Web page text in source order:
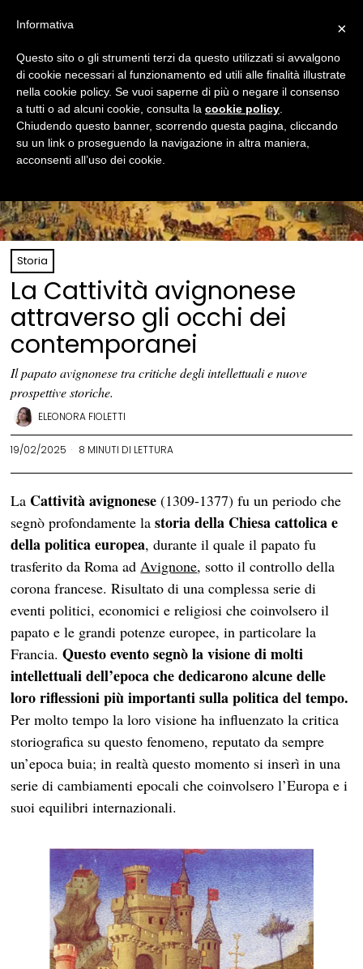
Storia
La Cattività avignonese
attraverso gli occhi dei
contemporanei
Il papato avignonese tra critiche degli intellettuali e nuove
prospettive storiche.
ELEONORA FIOLETTI
19/02/2025 8 MINUTI DI LETTURA
La Cattività avignonese (1309-1377) fu un periodo che
segnò profondamente lastoria della Chiesa cattolica e
della politica europea, durante il quale il papato fu
trasferito da Roma adAvignone, sotto il controllo della
corona francese. Risultato di una complessa serie di
eventi politici, economici e religiosi che coinvolsero il
papato e le grandi potenze europee, in particolare la
Francia.Questo evento segnò la visione di molti
intellettuali dell’epoca che dedicarono alcune delle
loro riflessioni più importanti sulla politica del tempo.
Per molto tempo la loro visione ha influenzato la critica
storiografica su questo fenomeno, reputato da sempre
un’epoca buia; in realtà questo momento si inserì in una
serie di cambiamenti epocali che coinvolsero l’Europa e i
suoi equilibri internazionali.
×
Informativa
Questo sito o gli strumenti terzi da questo utilizzati si avvalgono
di cookie necessari al funzionamento ed utili alle finalità illustrate
nella cookie policy. Se vuoi saperne di più o negare il consenso
a tutti o ad alcuni cookie, consulta la cookie policy
Chiudendo questo banner, scorrendo questa pagina, cliccando
su un link o proseguendo la navigazione in altra maniera,
acconsenti all’uso dei cookie.